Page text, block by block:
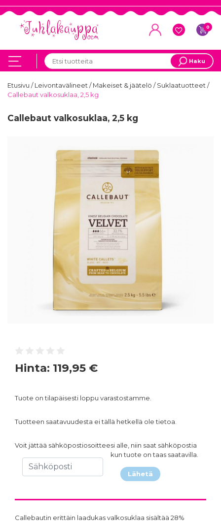
0
Haku
Etusivu /Leivontavälineet/Makeiset & jäätelö /Suklaatuotteet/
Callebaut valkosuklaa, 2,5 kg
Callebaut valkosuklaa, 2,5 kg
Hinta: 119,95 €
Tuote on tilapäisesti loppu varastostamme.
Tuotteen saatavuudesta ei tällä hetkellä ole tietoa.
Voit jättää sähköpostiosoitteesi alle, niin saat sähköpostia
kun tuote on taas saatavilla.
Lähetä
Callebautin erittäin laadukas valkosuklaa sisältää 28%